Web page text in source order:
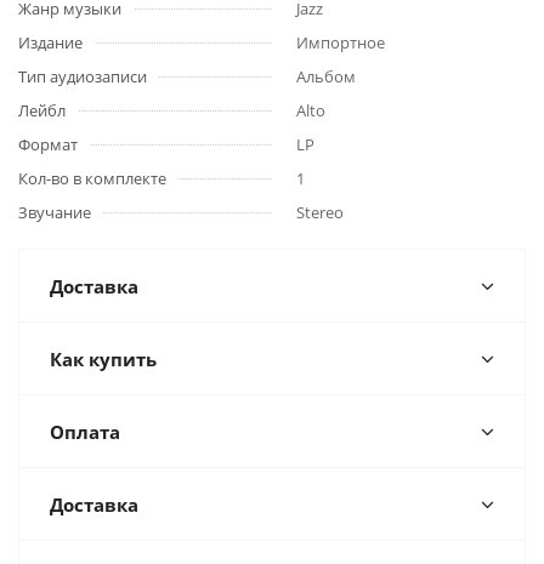
Жанр музыки
Jazz
Издание
Импортное
Тип аудиозаписи
Альбом
Лейбл
Alto
Формат
LP
Кол-во в комплекте
1
Звучание
Stereo
Доставка
Как купить
Оплата
Доставка